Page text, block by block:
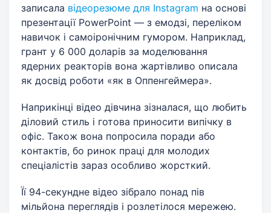
записала відеорезюме для Instagram на основі
презентації PowerPoint — з емодзі, переліком
навичок і самоіронічним гумором. Наприклад,
грант у 6 000 доларів за моделювання
ядерних реакторів вона жартівливо описала
як досвід роботи «як в Оппенгеймера».
Наприкінці відео дівчина зізналася, що любить
діловий стиль і готова приносити випічку в
офіс. Також вона попросила поради або
контактів, бо ринок праці для молодих
спеціалістів зараз особливо жорсткий.
Її 94-секундне відео зібрало понад пів
мільйона переглядів і розлетілося мережею.